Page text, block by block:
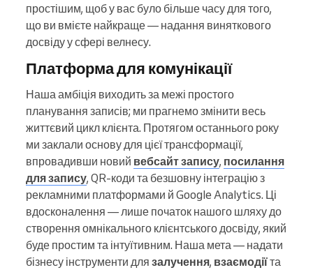
простішим, щоб у вас було більше часу для того,
що ви вмієте найкраще — надання виняткового
досвіду у сфері велнесу.
Платформа для комунікації
Наша амбіція виходить за межі простого
планування записів; ми прагнемо змінити весь
життєвий цикл клієнта. Протягом останнього року
ми заклали основу для цієї трансформації,
впровадивши новий вебсайт запису, посилання
для запису, QR-коди та безшовну інтеграцію з
рекламними платформами й Google Analytics. Ці
вдосконалення — лише початок нашого шляху до
створення омнікального клієнтського досвіду, який
буде простим та інтуїтивним. Наша мета — надати
бізнесу інструменти для залучення, взаємодіїта